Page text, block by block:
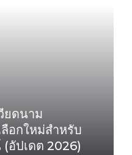
ยดนาม
อกใหม่สำหรับ
อัปเดต 2026)